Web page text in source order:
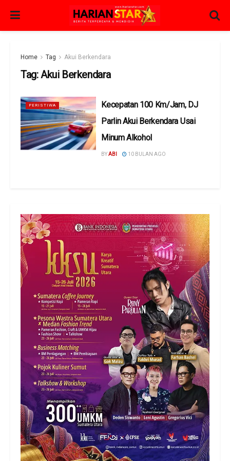
Home Tag Akui Berkendara
Tag:Akui Berkendara
PERISTIWA
Kecepatan 100 Km/Jam, DJ
Parlin Akui Berkendara Usai
Minum Alkohol
BYABI 10 BULAN AGO